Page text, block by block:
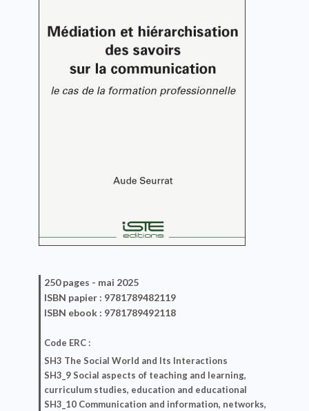
250 pages - mai 2025
ISBN papier : 9781789482119
ISBN ebook : 9781789492118
Code ERC :
SH3 The Social World and Its Interactions
SH3_9 Social aspects of teaching and learning,
curriculum studies, education and educational
SH3_10 Communication and information, networks,